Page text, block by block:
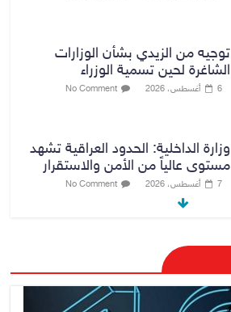
توجيه من الزيدي بشأن الوزارات
الشاغرة لحين تسمية الوزراء
6 أغسطس، 2026 No Comment
وزارة الداخلية: الحدود العراقية تشهد
مستوى عالياً من الأمن والاستقرار
7 أغسطس، 2026 No Comment
القضاء الأعلى: القبض على عدد من
موظفي بلدية الناصرية ومعقبين
ضبطت بحوزتهم مستندات وأختام
مزورة